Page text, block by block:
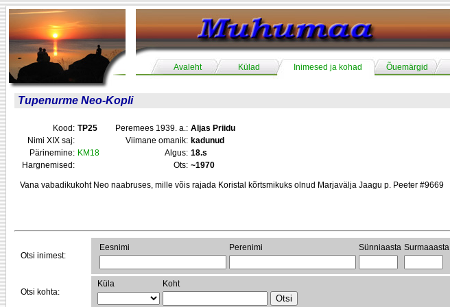
Avaleht Külad Inimesed ja kohad Õuemärgid
Tupenurme Neo-Kopli
Kood: TP25 Peremees 1939. a.: Aljas Priidu
Nimi XIX saj:
Viimane omanik: kadunud
Pärinemine: KM18 Algus: 18.s
Hargnemised:
Ots: ~1970
Vana vabadikukoht Neo naabruses, mille võis rajada Koristal kõrtsmikuks olnud Marjavälja Jaagu p. Peeter #9669
Otsi inimest:
Eesnimi Perenimi Sünniaasta Surmaaasta
Otsi kohta:
Küla Koht